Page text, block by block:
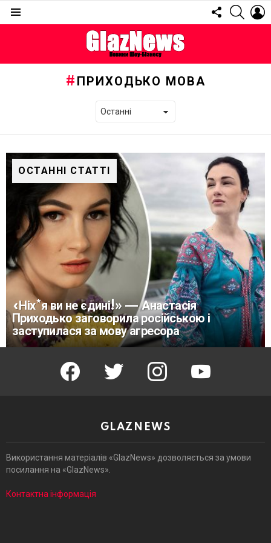
FOLLOW
US
ПРИХОДЬКО МОВА
ОСТАННІ СТАТТІ
«Ніх*я ви не єдині!» — Анастасія
Приходько заговорила російською і
заступилася за мову агресора
facebook twitter instagram youtube
GLAZNEWS
Використання матеріалів «GlazNews» дозволяється за умови
посилання на «GlazNews».
Контактна інформація